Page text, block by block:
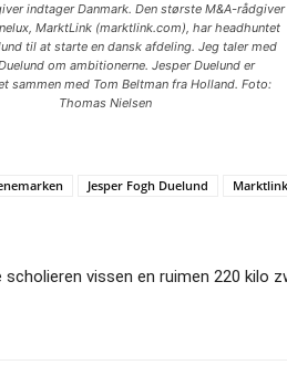
indtager Danmark. Den største M&A-rådgiver
MarktLink (marktlink.com), har headhuntet
til at starte en dansk afdeling. Jeg taler med
om ambitionerne. Jesper Duelund er
sammen med Tom Beltman fra Holland. Foto:
Thomas Nielsen
Jesper Fogh Duelund
scholieren vissen en ruimen 220 kilo